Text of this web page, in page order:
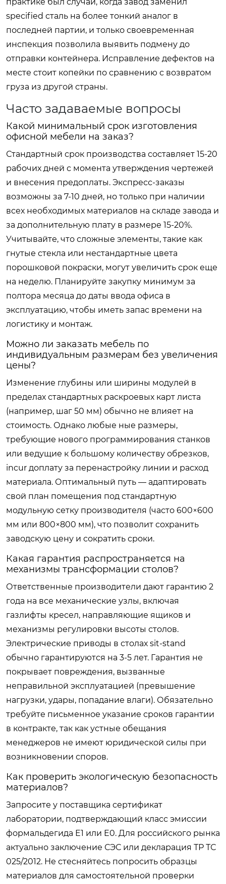
specified сталь на более тонкий аналог в
последней партии, и только своевременная
инспекция позволила выявить подмену до
отправки контейнера. Исправление дефектов на
месте стоит копейки по сравнению с возвратом
груза из другой страны.
Часто задаваемые вопросы
Какой минимальный срок изготовления
офисной мебели на заказ?
Стандартный срок производства составляет 15-20
рабочих дней с момента утверждения чертежей
и внесения предоплаты. Экспресс-заказы
возможны за 7-10 дней, но только при наличии
всех необходимых материалов на складе завода и
за дополнительную плату в размере 15-20%.
Учитывайте, что сложные элементы, такие как
гнутые стекла или нестандартные цвета
порошковой покраски, могут увеличить срок еще
на неделю. Планируйте закупку минимум за
полтора месяца до даты ввода офиса в
эксплуатацию, чтобы иметь запас времени на
логистику и монтаж.
Можно ли заказать мебель по
индивидуальным размерам без увеличения
цены?
Изменение глубины или ширины модулей в
пределах стандартных раскроевых карт листа
(например, шаг 50 мм) обычно не влияет на
стоимость. Однако любые ные размеры,
требующие нового программирования станков
или ведущие к большому количеству обрезков,
incur доплату за перенастройку линии и расход
материала. Оптимальный путь — адаптировать
свой план помещения под стандартную
модульную сетку производителя (часто 600×600
мм или 800×800 мм), что позволит сохранить
заводскую цену и сократить сроки.
Какая гарантия распространяется на
механизмы трансформации столов?
Ответственные производители дают гарантию 2
года на все механические узлы, включая
газлифты кресел, направляющие ящиков и
механизмы регулировки высоты столов.
Электрические приводы в столах sit-stand
обычно гарантируются на 3-5 лет. Гарантия не
покрывает повреждения, вызванные
неправильной эксплуатацией (превышение
нагрузки, удары, попадание влаги). Обязательно
требуйте письменное указание сроков гарантии
в контракте, так как устные обещания
менеджеров не имеют юридической силы при
возникновении споров.
Как проверить экологическую безопасность
материалов?
Запросите у поставщика сертификат
лаборатории, подтверждающий класс эмиссии
формальдегида E1 или E0. Для российского рынка
актуально заключение СЭС или декларация ТР ТС
025/2012. Не стесняйтесь попросить образцы
материалов для самостоятельной проверки